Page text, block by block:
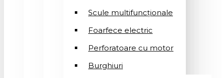
Scule multifuncționale
Foarfece electric
Perforatoare cu motor
Burghiuri